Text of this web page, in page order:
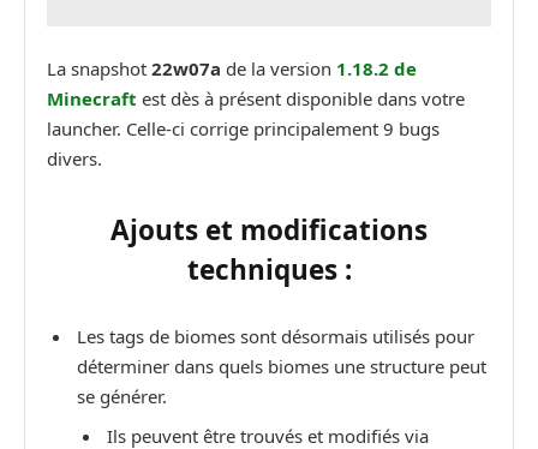
La snapshot 22w07a de la version 1.18.2 de
Minecraft est dès à présent disponible dans votre
launcher. Celle-ci corrige principalement 9 bugs
divers.
Ajouts et modifications
techniques :
Les tags de biomes sont désormais utilisés pour
déterminer dans quels biomes une structure peut
se générer.
Ils peuvent être trouvés et modifiés via